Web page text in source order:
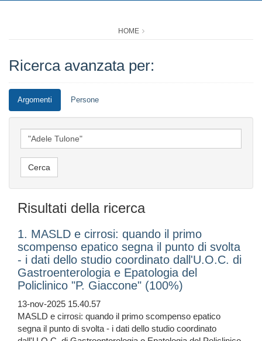
HOME
Ricerca avanzata per:
Argomenti Persone
Risultati della ricerca
1. MASLD e cirrosi: quando il primo
scompenso epatico segna il punto di svolta
- i dati dello studio coordinato dall'U.O.C. di
Gastroenterologia e Epatologia del
Policlinico "P. Giaccone" (100%)
13-nov-2025 15.40.57
MASLD e cirrosi: quando il primo scompenso epatico
segna il punto di svolta - i dati dello studio coordinato